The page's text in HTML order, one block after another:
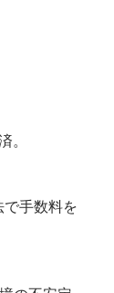
。
手数料を